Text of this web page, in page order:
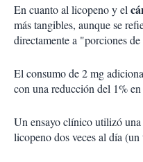
En cuanto al licopeno y el
más tangibles, aunque se
directamente a "porciones
El consumo de 2 mg
con una reducción del 1%
Un ensayo clínico utilizó
licopeno dos veces al día